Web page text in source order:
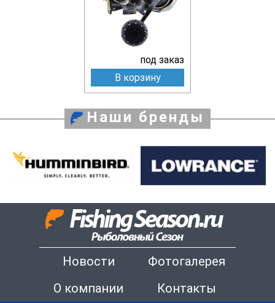
под заказ
В корзину
Наши бренды
Новости
Фотогалерея
О компании
Контакты